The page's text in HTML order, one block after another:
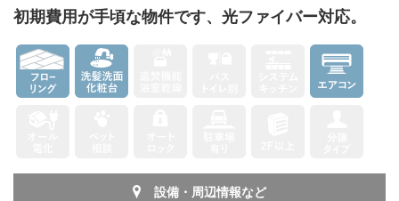
初期費用が手頃な物件です、光ファイバー対応。
設備・周辺情報など